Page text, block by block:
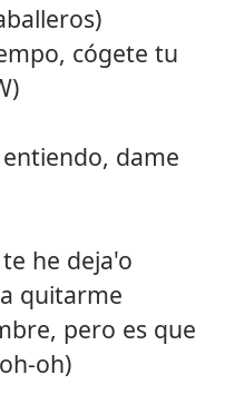
cógete tu
dame
he deja'o
quitarme
pero es que
oh)